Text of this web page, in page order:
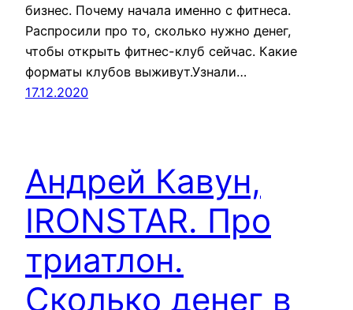
бизнес. Почему начала именно с фитнеса.
Распросили про то, сколько нужно денег,
чтобы открыть фитнес-клуб сейчас. Какие
форматы клубов выживут.Узнали…
17.12.2020
Андрей Кавун,
IRONSTAR. Про
триатлон.
Сколько денег в